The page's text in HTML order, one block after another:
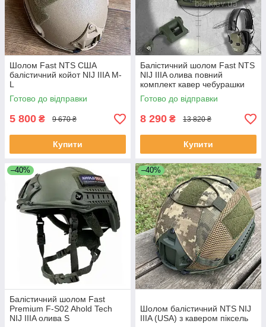
Шолом Fast NTS США
балістичний койот NIJ IIIA M-
L
Готово до відправки
5 800 ₴ 9 670 ₴
Купити
Балістичний шолом Fast NTS
NIJ IIIA олива повний
комплект кавер чебурашки
навушники Impact Sport
ліхтар S M-L L-XL
Готово до відправки
8 290 ₴ 13 820 ₴
Купити
–40%
Балістичний шолом Fast
Premium F-S02 Ahold Teсh
NIJ IIIA олива S
–40%
Шолом балістичний NTS NIJ
IIIA (USA) з кавером піксель